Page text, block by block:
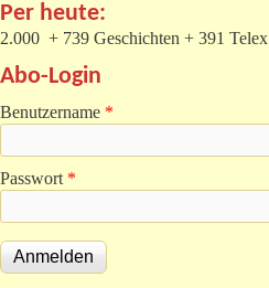
Per heute:
2.000 + 739 Geschichten + 391 Telex
Abo-Login
Benutzername *
Passwort *